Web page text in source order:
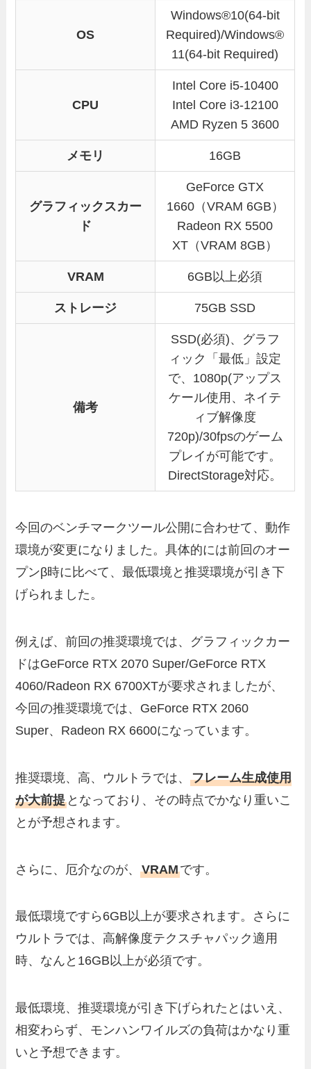
OS
Windows®10(64-bit
Required)/Windows®
11(64-bit Required)
CPU
Intel Core i5-10400
Intel Core i3-12100
AMD Ryzen 5 3600
メモリ 16GB
グラフィックスカー
ド
GeForce GTX
1660（VRAM 6GB）
Radeon RX 5500
XT（VRAM 8GB）
VRAM 6GB以上必須
ストレージ 75GB SSD
備考
SSD(必須)、グラフ
ィック「最低」設定
で、1080p(アップス
ケール使用、ネイテ
ィブ解像度
720p)/30fpsのゲーム
プレイが可能です。
DirectStorage対応。
今回のベンチマークツール公開に合わせて、動作
環境が変更になりました。具体的には前回のオー
プンβ時に比べて、最低環境と推奨環境が引き下
げられました。
例えば、前回の推奨環境では、グラフィックカー
ドはGeForce RTX 2070 Super/GeForce RTX
4060/Radeon RX 6700XTが要求されましたが、
今回の推奨環境では、GeForce RTX 2060
Super、Radeon RX 6600になっています。
推奨環境、高、ウルトラでは、フレーム生成使用
が大前提 となっており、その時点でかなり重いこ
とが予想されます。
さらに、厄介なのが、VRAMです。
最低環境ですら6GB以上が要求されます。さらに
ウルトラでは、高解像度テクスチャパック適用
時、なんと16GB以上が必須です。
最低環境、推奨環境が引き下げられたとはいえ、
相変わらず、モンハンワイルズの負荷はかなり重
いと予想できます。